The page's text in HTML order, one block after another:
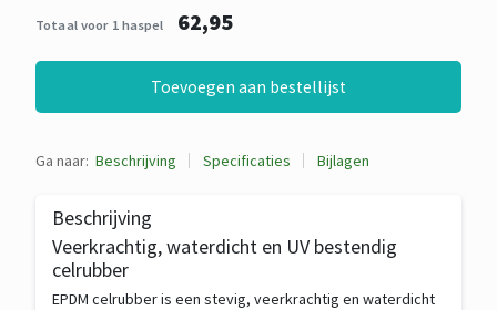
Ga naar: Beschrijving Specificaties Bijlagen
Beschrijving
Veerkrachtig, waterdicht en UV bestendig
celrubber
EPDM celrubber is een stevig, veerkrachtig en waterdicht
Totaal voor 1 haspel 62,95
Toevoegen aan bestellijst